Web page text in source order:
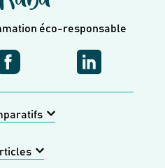
éco-responsable